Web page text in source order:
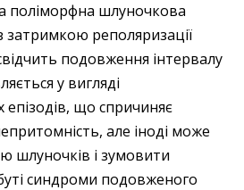
поліморфна шлуночкова
затримкою реполяризації
подовження інтервалу
у вигляді
що спричиняє
але іноді може
шлуночків і зумовити
синдроми подовженого